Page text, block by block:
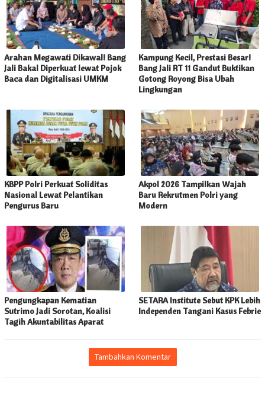
Arahan Megawati Dikawal! Bang
Jali Bakal Diperkuat lewat Pojok
Baca dan Digitalisasi UMKM
Kampung Kecil, Prestasi Besar!
Bang Jali RT 11 Gandut Buktikan
Gotong Royong Bisa Ubah
Lingkungan
KBPP Polri Perkuat Soliditas
Nasional Lewat Pelantikan
Pengurus Baru
Akpol 2026 Tampilkan Wajah
Baru Rekrutmen Polri yang
Modern
Pengungkapan Kematian
Sutrimo Jadi Sorotan, Koalisi
Tagih Akuntabilitas Aparat
SETARA Institute Sebut KPK Lebih
Independen Tangani Kasus Febrie
Tambahkan Komentar